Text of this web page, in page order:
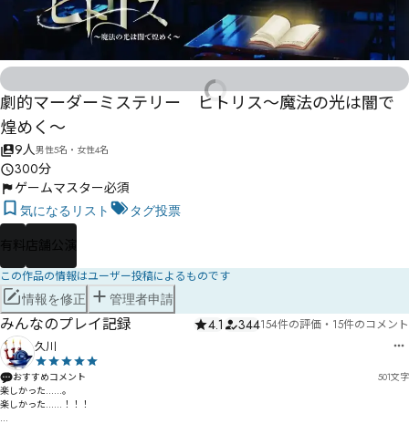
劇的マーダーミステリー ヒトリス～魔法の光は闇で
煌めく～
9人男性5名・女性4名
300分
ゲームマスター必須
気になるリスト タグ投票
有料 店舗公演
この作品の情報はユーザー投稿によるものです
情報を修正 管理者申請
みんなのプレイ記録 4.1 344154件の評価 ・ 15件のコメント
久川
おすすめコメント 501文字
楽しかった……。
楽しかった……！！！